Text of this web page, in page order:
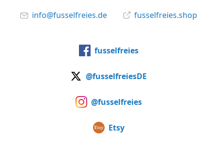
info@fusselfreies.de fusselfreies.shop
fusselfreies
@fusselfreiesDE
@fusselfreies
Etsy